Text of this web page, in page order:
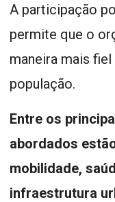
A participação
permite que o
maneira mais
população.
Entre os
abordados
mobilidade,
infraestrutura